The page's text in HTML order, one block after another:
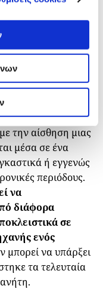
Ως τέτοιοςμπορεί
του
διάφορες
περιόδους ή
κρίσης –με
την αίσθηση μιας
μέσα σε ένα
ή εγγενώς
περιόδους.
να
διάφορα
σε
ενός
μπορεί να υπάρξει
τα τελευταία